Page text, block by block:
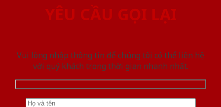
YÊU CẦU GỌI LẠI
Vui lòng nhập thông tin để chúng tôi có thể liên hệ
với quý khách trong thời gian nhanh nhất.